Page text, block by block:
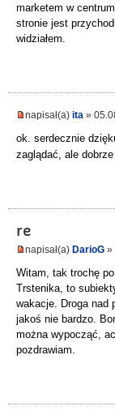
marketem w
stronie jest
widziałem.
napisał(a) ita »
ok. serdecznie
zaglądać, ale
re
napisał(a) DarioG »
Witam, tak trochę
Trstenika, to
wakacje. Droga nad
jakoś nie bardzo.
można wypocząć,
pozdrawiam.